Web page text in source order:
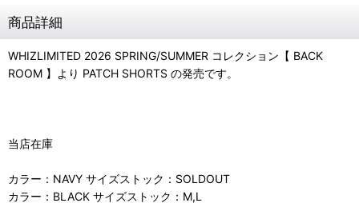
商品詳細
WHIZLIMITED 2026 SPRING/SUMMER コレクション【 BACK
ROOM 】より PATCH SHORTS の発売です。
当店在庫
カラー：NAVY サイズストック：SOLDOUT
カラー：BLACK サイズストック：M,L